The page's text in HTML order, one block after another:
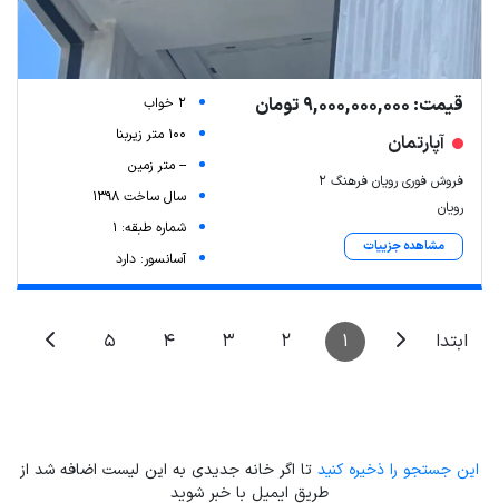
قیمت: 9,000,000,000 تومان
آپارتمان
فروش فوری رویان فرهنگ ۲
رویان
مشاهده جزییات
2 خواب
100 متر زیربنا
-- متر زمین
سال ساخت 1398
شماره طبقه: 1
آسانسور: دارد
ابتدا 1
2
3
4
5
این جستجو را ذخیره کنید تا اگر خانه جدیدی به این لیست اضافه شد از
طریق ایمیل با خبر شوید